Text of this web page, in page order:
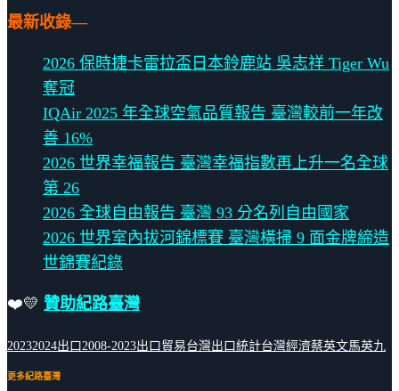
最新收錄—
2026 保時捷卡雷拉盃日本鈴鹿站 吳志祥 Tiger Wu
奪冠
IQAir 2025 年全球空氣品質報告 臺灣較前一年改
善 16%
2026 世界幸福報告 臺灣幸福指數再上升一名全球
第 26
2026 全球自由報告 臺灣 93 分名列自由國家
2026 世界室內拔河錦標賽 臺灣橫掃 9 面金牌締造
世錦賽紀錄
❤️💛 贊助紀路臺灣
20232024出口2008-2023出口貿易台灣出口統計台灣經濟蔡英文馬英九
更多紀路臺灣